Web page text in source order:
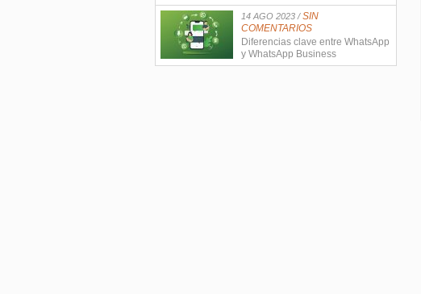
14 AGO 2023 /SIN
COMENTARIOS
Diferencias clave entre WhatsApp
y WhatsApp Business